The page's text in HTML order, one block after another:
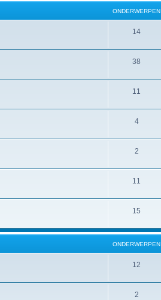
ONDERWERPEN
14
38
11
4
2
11
15
ONDERWERPEN
12
2